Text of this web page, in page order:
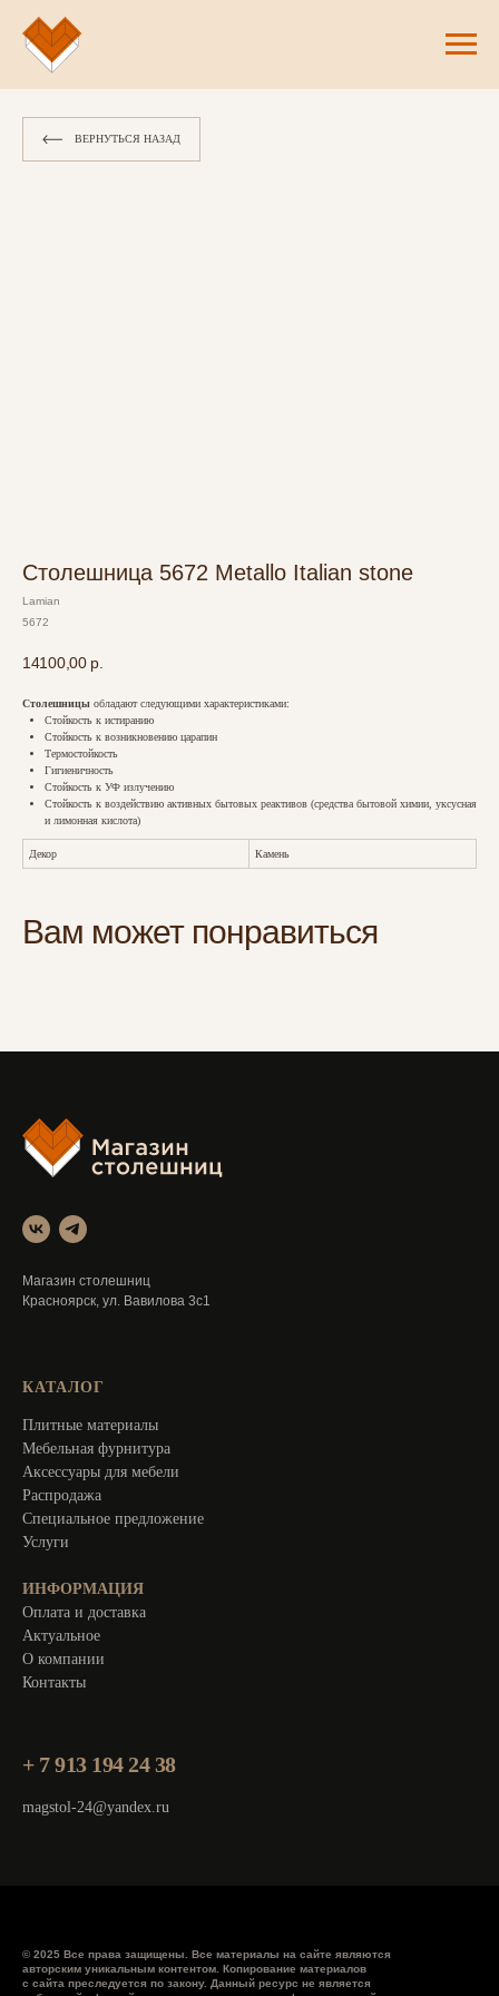
ВЕРНУТЬСЯ НАЗАД
Столешница 5672 Metallo Italian stone
Lamian
5672
14100,00 р.
Столешницы обладают следующими характеристиками:
Стойкость к истиранию
Стойкость к возникновению царапин
Термостойкость
Гигиеничность
Стойкость к УФ излучению
Стойкость к воздействию активных бытовых реактивов (средства бытовой химии, уксусная
и лимонная кислота)
Декор Камень
Вам может понравиться
Магазин столешниц
Красноярск, ул. Вавилова 3с1
КАТАЛОГ
Плитные материалы
Мебельная фурнитура
Аксессуары для мебели
Распродажа
Специальное предложение
Услуги
ИНФОРМАЦИЯ
Оплата и доставка
Актуальное
О компании
Контакты
+ 7 913 194 24 38
magstol-24@yandex.ru
© 2025 Все права защищены. Все материалы на сайте являются
авторским уникальным контентом. Копирование материалов
с сайта преследуется по закону. Данный ресурс не является